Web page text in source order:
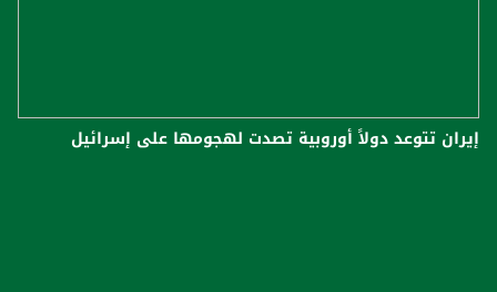
إيران تتوعد دولاً أوروبية تصدت لهجومها على إسرائيل